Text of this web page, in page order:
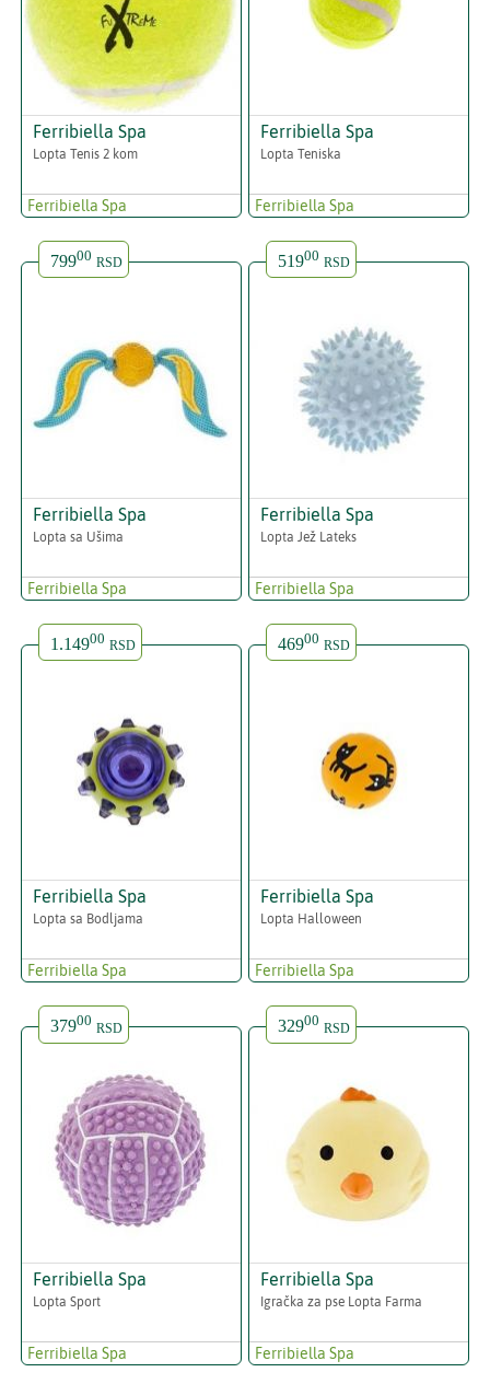
Ferribiella Spa
Lopta Tenis 2 kom
Ferribiella Spa
Ferribiella Spa
Lopta Teniska
Ferribiella Spa
79900 RSD
Ferribiella Spa
Lopta sa Ušima
Ferribiella Spa
51900 RSD
Ferribiella Spa
Lopta Jež Lateks
Ferribiella Spa
1.14900 RSD
Ferribiella Spa
Lopta sa Bodljama
Ferribiella Spa
46900 RSD
Ferribiella Spa
Lopta Halloween
Ferribiella Spa
37900 RSD
Ferribiella Spa
Lopta Sport
Ferribiella Spa
32900 RSD
Ferribiella Spa
Igračka za pse Lopta Farma
Ferribiella Spa